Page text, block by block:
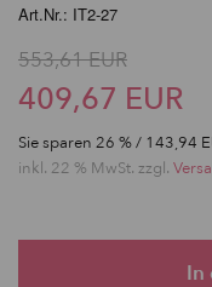
Art.Nr.: IT2-27
553,61 EUR
409,67 EUR
Sie sparen 26 % / 143,94
inkl. 22 % MwSt. zzgl.